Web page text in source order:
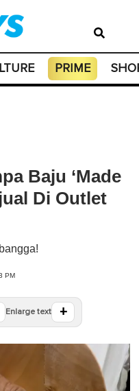
PRIME
Baju ‘Made
Di Outlet
PM
Enlarge text +